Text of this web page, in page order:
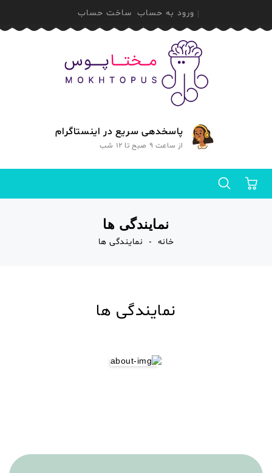
ورود به حساب ساخت حساب
پاسخدهی سریع در اینستاگرام
از ساعت 9 صبح تا 12 شب
نمایندگی ها
خانه نمایندگی ها
نمایندگی ها